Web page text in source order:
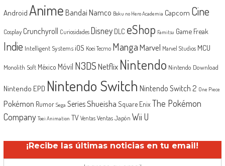
Android Anime Bandai Namco Boku no Hero Academia Capcom Cine
Cosplay Crunchyroll Curiosidades Disney DLC eShop Famitsu Game Freak
Indie Intelligent Systems iOS Koei Tecmo MangaMarvel Marvel Studios MCU
Monolith Soft México Móvil N3DSNetflix Nintendo Nintendo Download
Nintendo EPD Nintendo Switch Nintendo Switch 2 One Piece
Pokémon Rumor Sega SeriesShueisha Square EnixThe Pokémon
Company Toei Animation TV Ventas Ventas Japón Wii U
¡Recibe las últimas noticias en tu email!